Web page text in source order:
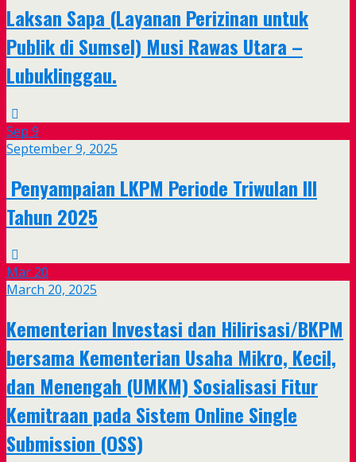
Laksan Sapa (Layanan Perizinan untuk
Publik di Sumsel) Musi Rawas Utara –
Lubuklinggau.
Sep 9
September 9, 2025
Penyampaian LKPM Periode Triwulan III
Tahun 2025
Mar 20
March 20, 2025
Kementerian Investasi dan Hilirisasi/BKPM
bersama Kementerian Usaha Mikro, Kecil,
dan Menengah (UMKM) Sosialisasi Fitur
Kemitraan pada Sistem Online Single
Submission (OSS)